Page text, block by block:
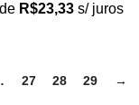
R$23,33 s/ juros
27 28 29 →